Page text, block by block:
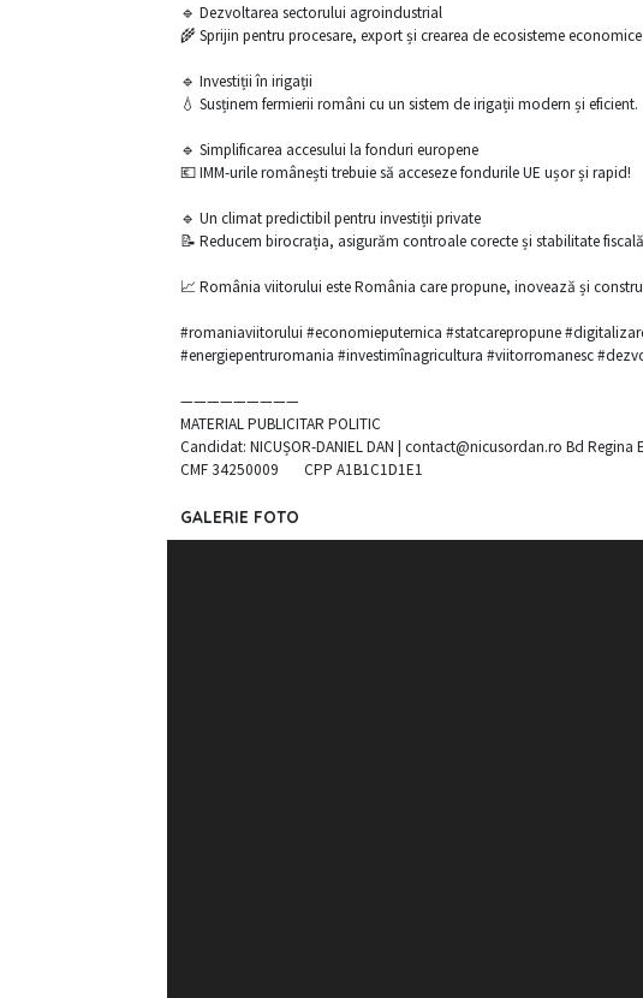
🔹 Dezvoltarea sectorului agroindustrial
🌾 Sprijin pentru procesare, export și crearea de ecosisteme
🔹 Investiții în irigații
💧 Susținem fermierii români cu un sistem de irigații modern și eficient.
🔹 Simplificarea accesului la fonduri europene
💶 IMM-urile românești trebuie să acceseze fondurile UE ușor și rapid!
🔹 Un climat predictibil pentru investiții private
📝 Reducem birocrația, asigurăm controale corecte și stabilitate
📈 România viitorului este România care propune, inovează și
#romaniaviitorului #economieputernica #statcarepropune
#energiepentruromania #investimînagricultura #viitorromanesc
—————————
MATERIAL PUBLICITAR POLITIC
Candidat: NICUȘOR-DANIEL DAN | contact@nicusordan.ro Bd Regina
CMF 34250009 CPP A1B1C1D1E1
GALERIE FOTO